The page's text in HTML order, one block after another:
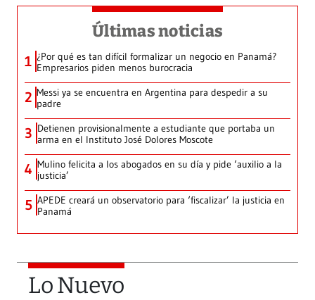
Últimas noticias
1 ¿Por qué es tan difícil formalizar un negocio en Panamá?
Empresarios piden menos burocracia
2 Messi ya se encuentra en Argentina para despedir a su
padre
3 Detienen provisionalmente a estudiante que portaba un
arma en el Instituto José Dolores Moscote
4 Mulino felicita a los abogados en su día y pide ‘auxilio a la
justicia’
5 APEDE creará un observatorio para ‘fiscalizar’ la justicia en
Panamá
Lo Nuevo